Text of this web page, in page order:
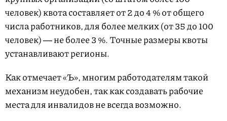
человек) квота составляет от 2 до 4 % от общего
числа работников, для более мелких (от 35 до 100
человек) ― не более 3 %. Точные размеры квоты
устанавливают регионы.
Как отмечает «Ъ», многим работодателям такой
механизм неудобен, так как создавать рабочие
места для инвалидов не всегда возможно.